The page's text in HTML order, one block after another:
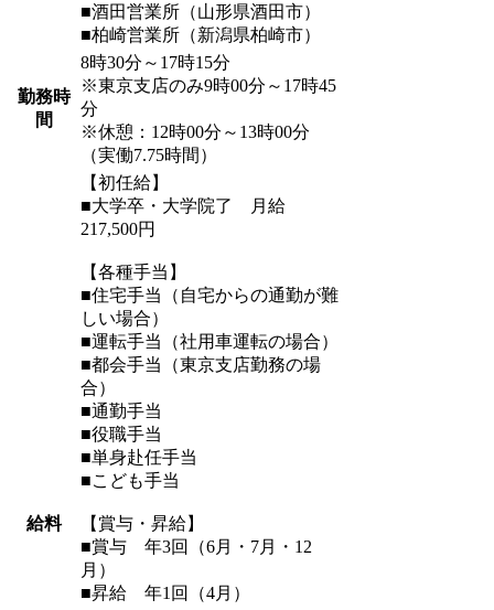
■酒田営業所（山形県酒田市）
■柏崎営業所（新潟県柏崎市）
勤務時
間
8時30分～17時15分
※東京支店のみ9時00分～17時45
分
※休憩：12時00分～13時00分
（実働7.75時間）
給料
【初任給】
■大学卒・大学院了 月給
217,500円
【各種手当】
■住宅手当（自宅からの通勤が難
しい場合）
■運転手当（社用車運転の場合）
■都会手当（東京支店勤務の場
合）
■通勤手当
■役職手当
■単身赴任手当
■こども手当
【賞与・昇給】
■賞与 年3回（6月・7月・12
月）
■昇給 年1回（4月）